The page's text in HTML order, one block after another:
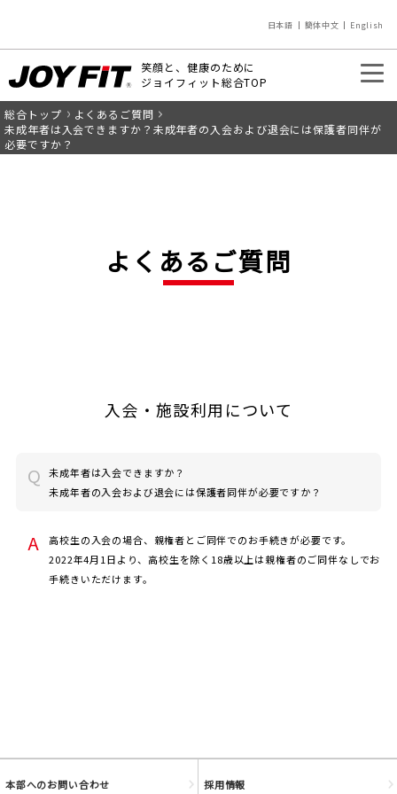
日本語 簡体中文 English
笑顔と、健康のために
ジョイフィット総合TOP
入会のご案内 店舗を探す
JOYFIT24
総合トップ
よくあるご質問
未成年者は入会できますか？未成年者の入会および退会には保護者同伴が
必要ですか？
よくあるご質問
入会・施設利用について
未成年者は入会できますか？
未成年者の入会および退会には保護者同伴が必要ですか？
高校生の入会の場合、親権者とご同伴でのお手続きが必要です。
2022年4月1日より、高校生を除く18歳以上は親権者のご同伴なしでお
手続きいただけます。
本部へのお問い合わせ 採用情報